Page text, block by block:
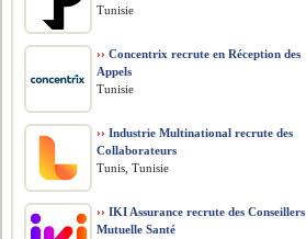
Tunisie
›› Concentrix recrute en Réception des
Appels
Tunisie
›› Industrie Multinational recrute des
Collaborateurs
Tunis, Tunisie
›› IKI Assurance recrute des Conseillers
Mutuelle Santé